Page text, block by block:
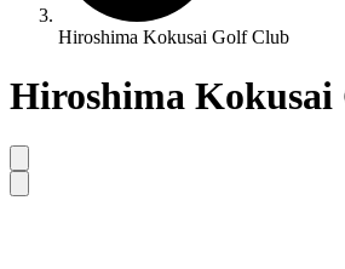
Hiroshima Kokusai Golf Club
Hiroshima